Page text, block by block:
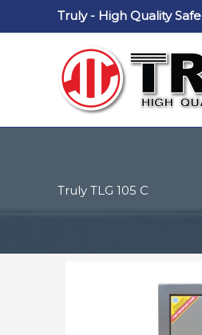
Truly - High Quality Safe
Truly TLG 105 C